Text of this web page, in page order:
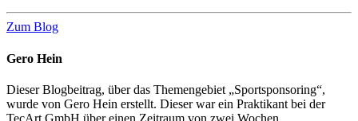
Zum Blog
Gero Hein
Dieser Blogbeitrag, über das Themengebiet „Sportsponsoring“,
wurde von Gero Hein erstellt. Dieser war ein Praktikant bei der
TecArt GmbH über einen Zeitraum von zwei Wochen.